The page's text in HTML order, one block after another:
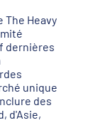
Heavy
dernières
unique
des
d'Asie,